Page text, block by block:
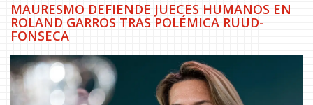
MAURESMO DEFIENDE JUECES HUMANOS EN
ROLAND GARROS TRAS POLÉMICA RUUD-
FONSECA